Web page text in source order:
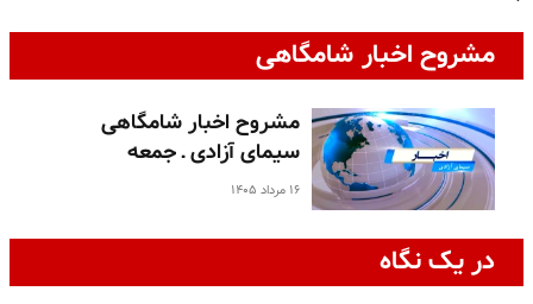
مشروح اخبار شامگاهی
مشروح اخبار شامگاهی
سیمای آزادی ـ جمعه
۱۶ مرداد ۱۴۰۵
در یک نگاه